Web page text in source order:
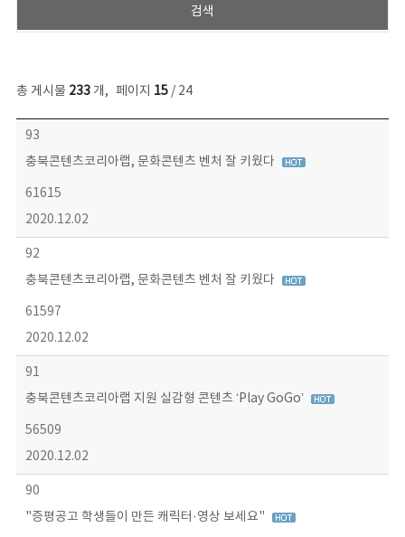
총 게시물 233개, 페이지 15/ 24
보도자료 목록 - 번호, 제목, 작성자, 파일, 조회수, 작성일 정보 제공
93
충북콘텐츠코리아랩, 문화콘텐츠 벤처 잘 키웠다
61615
2020.12.02
92
충북콘텐츠코리아랩, 문화콘텐츠 벤처 잘 키웠다
61597
2020.12.02
91
충북콘텐츠코리아랩 지원 실감형 콘텐츠 ‘Play GoGo’
56509
2020.12.02
90
"증평공고 학생들이 만든 캐릭터·영상 보세요"